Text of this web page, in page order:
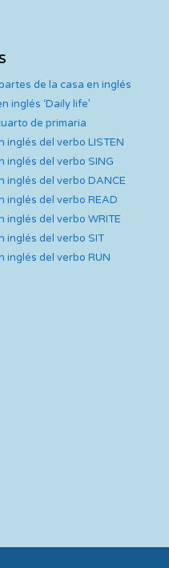
de la casa en inglés
inglés ‘Daily life’
de primaria
inglés del verbo LISTEN
inglés del verbo SING
inglés del verbo DANCE
inglés del verbo READ
inglés del verbo WRITE
inglés del verbo SIT
inglés del verbo RUN